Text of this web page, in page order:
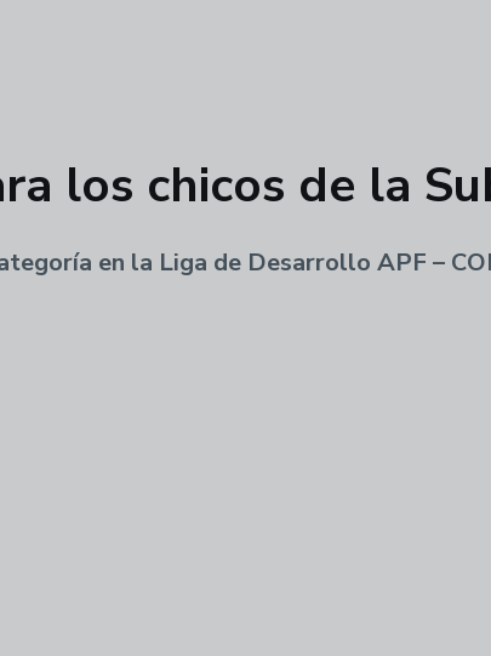
los chicos de la
en la Liga de Desarrollo APF –